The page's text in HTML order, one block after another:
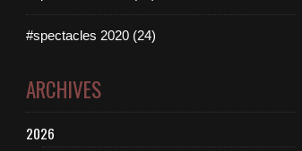
#spectacles 2020 (24)
ARCHIVES
2026